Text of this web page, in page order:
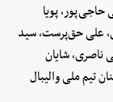
حاجی‌پور، پویا
علی حق‌پرست، سید
شایان
تیم ملی والیبال